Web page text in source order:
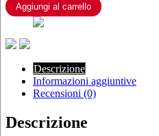
250
-
2012
KXF
2009
2011
Aggiungi al carrello
Descrizione
Informazioni aggiuntive
Recensioni (0)
Descrizione